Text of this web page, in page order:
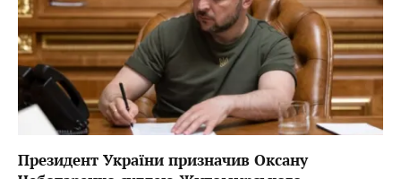
Президент України призначив Оксану